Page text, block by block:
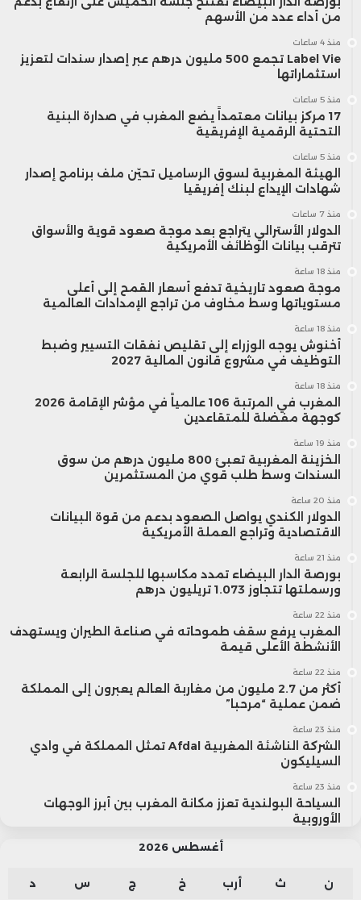
من أداء عدد من الأسهم
منذ 4 ساعات
Label Vie تجمع 500 مليون درهم عبر إصدار سندات لتعزيز
استثماراتها
منذ 5 ساعات
17 مركز بيانات معتمداً يضع المغرب في صدارة البنية
التحتية الرقمية الإفريقية
منذ 5 ساعات
الهيئة المغربية لسوق الرساميل تحيّن ملف برنامج إصدار
شهادات الإيداع لبنك إفريقيا
منذ 7 ساعات
الدولار الأسترالي يتراجع بعد موجة صعود قوية والأسواق
تترقب بيانات الوظائف الأمريكية
منذ 18 ساعة
موجة صعود تاريخية تدفع أسعار القمح إلى أعلى
مستوياتها وسط مخاوف من تراجع الإمدادات العالمية
منذ 18 ساعة
أخنوش يوجه الوزراء إلى تقليص نفقات التسيير وضبط
التوظيف في مشروع قانون المالية 2027
منذ 18 ساعة
المغرب في المرتبة 106 عالمياً في مؤشر الإقامة 2026
كوجهة مفضلة للمتقاعدين
منذ 19 ساعة
الخزينة المغربية تعبئ 800 مليون درهم من سوق
السندات وسط طلب قوي من المستثمرين
منذ 20 ساعة
الدولار الكندي يواصل الصعود بدعم من قوة البيانات
الاقتصادية وتراجع العملة الأمريكية
منذ 21 ساعة
بورصة الدار البيضاء تمدد مكاسبها للجلسة الرابعة
ورسملتها تتجاوز 1.073 تريليون درهم
منذ 22 ساعة
المغرب يرفع سقف طموحاته في صناعة الطيران ويستهدف
الأنشطة الأعلى قيمة
منذ 22 ساعة
أكثر من 2.7 مليون من مغاربة العالم يعبرون إلى المملكة
ضمن عملية “مرحبا”
منذ 23 ساعة
الشركة الناشئة المغربية Afdal تمثل المملكة في وادي
السيليكون
منذ 23 ساعة
السياحة البولندية تعزز مكانة المغرب بين أبرز الوجهات
الأوروبية
أغسطس 2026
ن ث أرب خ ج س د